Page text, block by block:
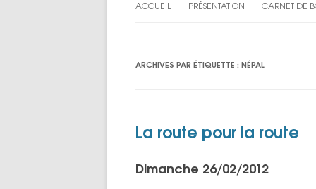
ACCUEIL PRÉSENTATION
NOUS
CARNET DE
ARCHIVES PAR ÉTIQUETTE : NÉPAL
La route pour la route
Dimanche 26/02/2012